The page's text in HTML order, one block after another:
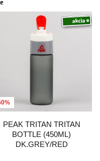
PEAK TRITAN TRITAN
BOTTLE (450ML)
DK.GREY/RED